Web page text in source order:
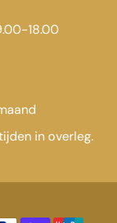
18.00
in overleg.